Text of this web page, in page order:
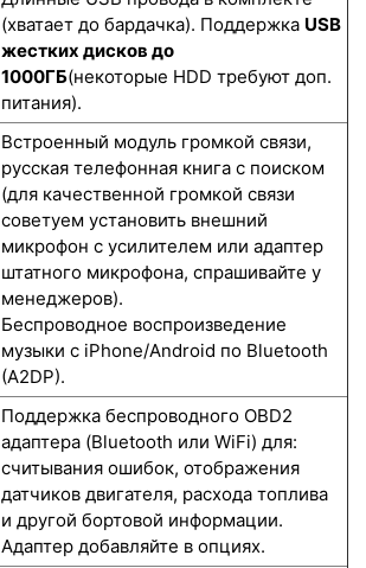
(хватает до бардачка). Поддержка USB
жестких дисков до
1000ГБ(некоторые HDD требуют доп.
питания).
Встроенный модуль громкой связи,
русская телефонная книга с поиском
(для качественной громкой связи
советуем установить внешний
микрофон с усилителем или адаптер
штатного микрофона, спрашивайте у
менеджеров).
Беспроводное воспроизведение
музыки с iPhone/Android по Bluetooth
(A2DP).
Поддержка беспроводного OBD2
адаптера (Bluetooth или WiFi) для:
считывания ошибок, отображения
датчиков двигателя, расхода топлива
и другой бортовой информации.
Адаптер добавляйте в опциях.